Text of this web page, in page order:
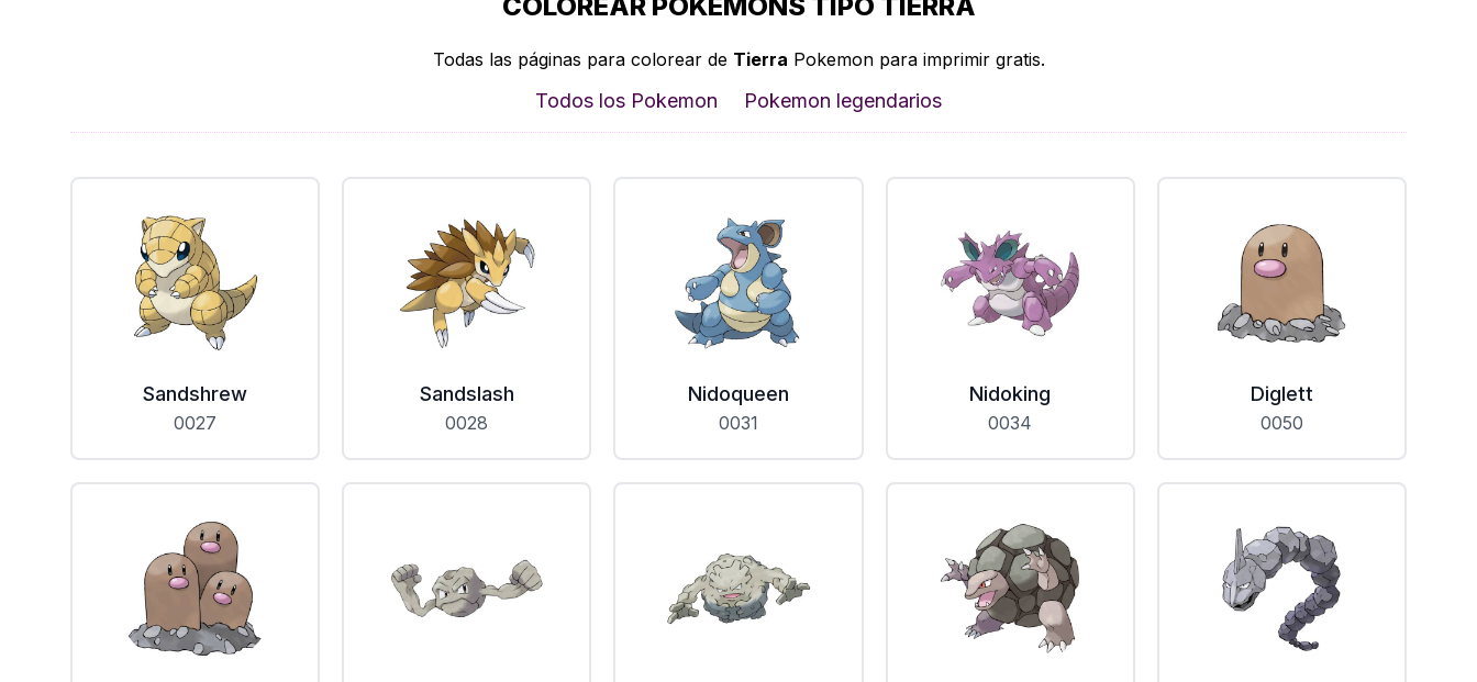
Todas las páginas para colorear de Tierra Pokemon para imprimir gratis.
Todos los Pokemon Pokemon legendarios
Sandshrew
0027
Sandslash
0028
Nidoqueen
0031
Nidoking
0034
Diglett
0050